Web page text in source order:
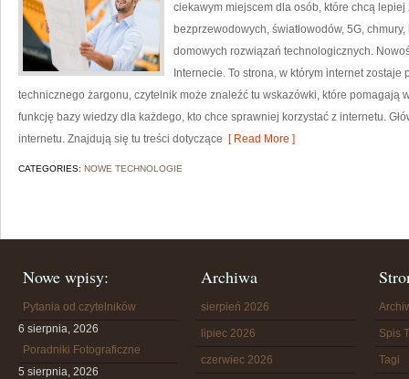
ciekawym miejscem dla osób, które chcą
bezprzewodowych, światłowodów, 5G,
domowych rozwiązań technologicznych.
Internecie. To strona, w którym internet zostaje
technicznego żargonu, czytelnik może znaleźć tu wskazówki, które pomagają
funkcję bazy wiedzy dla każdego, kto chce sprawniej korzystać z internetu.
internetu. Znajdują się tu treści dotyczące [ Read More ]
CATEGORIES: NOWE TECHNOLOGIE
Nowe wpisy:
Pytania od czytelników
6 sierpnia, 2026
Poradniki Fotograficzne
5 sierpnia, 2026
Archiwa
sierpień 2026
lipiec 2026
czerwiec 2026
Spis
Tagi